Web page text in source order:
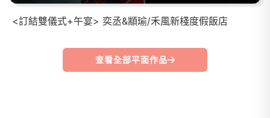
<訂結雙儀式+午宴> 奕丞&顓瑜/禾風新棧度假飯店
查看全部平面作品